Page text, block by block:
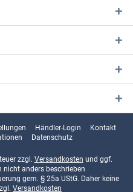
Händler-Login
Kontakt
Datenschutz
zzgl. Versandkosten und ggf.
nicht anders beschrieben
gem. § 25a UStG. Daher keine
Versandkosten